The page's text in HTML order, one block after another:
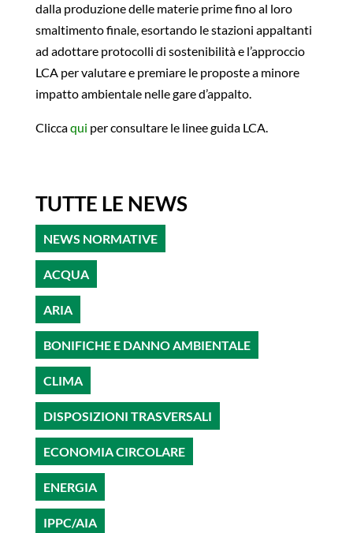
dalla produzione delle materie prime fino al loro
smaltimento finale, esortando le stazioni appaltanti
ad adottare protocolli di sostenibilità e l’approccio
LCA per valutare e premiare le proposte a minore
impatto ambientale nelle gare d’appalto.
Cliccaqui per consultare le linee guida LCA.
TUTTE LE NEWS
NEWS NORMATIVE
ACQUA
ARIA
BONIFICHE E DANNO AMBIENTALE
CLIMA
DISPOSIZIONI TRASVERSALI
ECONOMIA CIRCOLARE
ENERGIA
IPPC/AIA